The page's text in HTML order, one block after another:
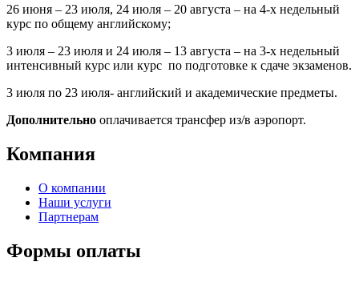
26 июня – 23 июля, 24 июля – 20 августа – на 4-х недельный
курс по общему английскому;
3 июля – 23 июля и 24 июля – 13 августа – на 3-х недельный
интенсивный курс или курс по подготовке к сдаче экзаменов.
3 июля по 23 июля- английский и академические предметы.
Дополнительно оплачивается трансфер из/в аэропорт.
Компания
О компании
Наши услуги
Партнерам
Формы оплаты